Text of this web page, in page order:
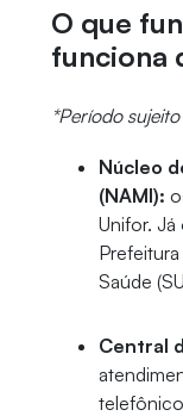
O que
funciona
*Período
Núcleo
(NAMI):
Unifor.
Saúde
Central